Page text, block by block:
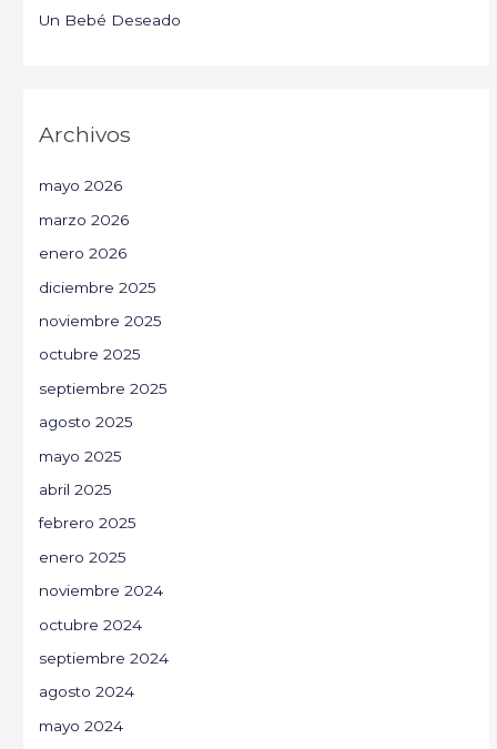
Un Bebé Deseado
Archivos
mayo 2026
marzo 2026
enero 2026
diciembre 2025
noviembre 2025
octubre 2025
septiembre 2025
agosto 2025
mayo 2025
abril 2025
febrero 2025
enero 2025
noviembre 2024
octubre 2024
septiembre 2024
agosto 2024
mayo 2024